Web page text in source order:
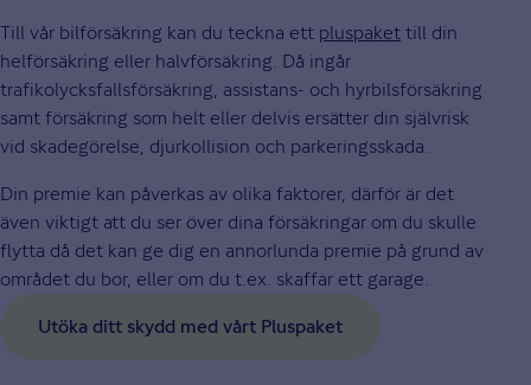
Till vår bilförsäkring kan du teckna ett pluspaket till din
helförsäkring eller halvförsäkring. Då ingår
trafikolycksfallsförsäkring, assistans- och hyrbilsförsäkring
samt försäkring som helt eller delvis ersätter din självrisk
vid skadegörelse, djurkollision och parkeringsskada.
Din premie kan påverkas av olika faktorer, därför är det
även viktigt att du ser över dina försäkringar om du skulle
flytta då det kan ge dig en annorlunda premie på grund av
området du bor, eller om du t.ex. skaffar ett garage.
Utöka ditt skydd med vårt Pluspaket